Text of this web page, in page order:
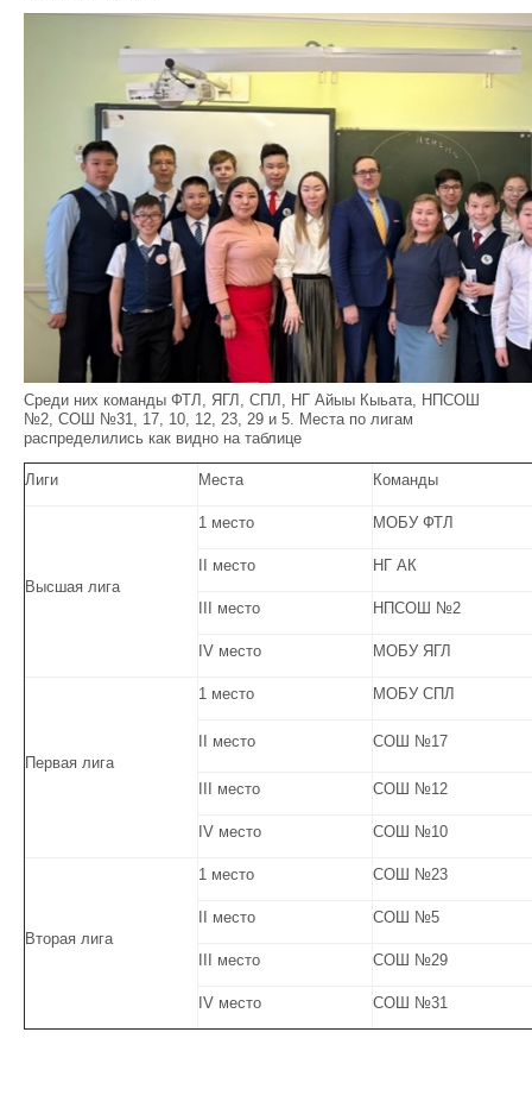
Среди них команды ФТЛ, ЯГЛ, СПЛ, НГ Айыы Кыьата, НПСОШ
№2, СОШ №31, 17, 10, 12, 23, 29 и 5. Места по лигам
распределились как видно на таблице
Лиги Места Команды
Высшая лига
1 место МОБУ ФТЛ
II место НГ АК
III место НПСОШ №2
IV место МОБУ ЯГЛ
Первая лига
1 место МОБУ СПЛ
II место СОШ №17
III место СОШ №12
IV место СОШ №10
Вторая лига
1 место СОШ №23
II место СОШ №5
III место СОШ №29
IV место СОШ №31